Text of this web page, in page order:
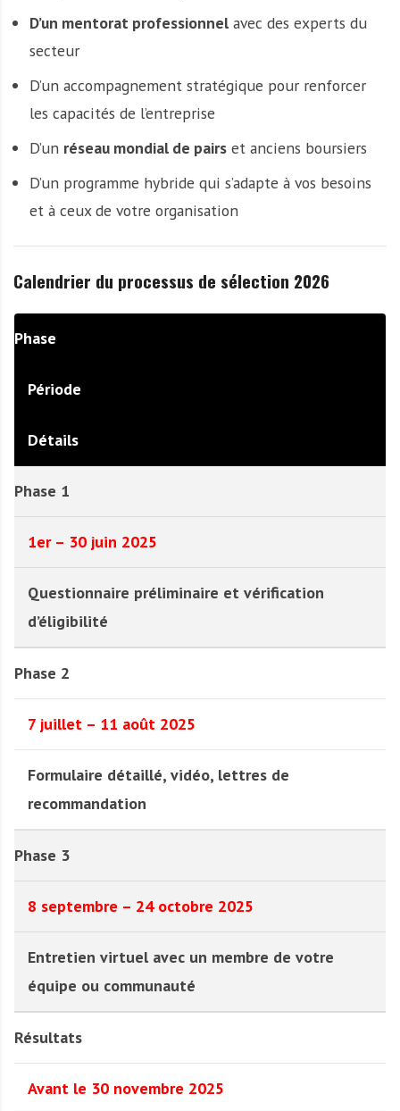
D’un mentorat professionnelavec des experts du
secteur
D’un accompagnement stratégique pour renforcer
les capacités de l’entreprise
D’un réseau mondial de pairset anciens boursiers
D’un programme hybride qui s’adapte à vos besoins
et à ceux de votre organisation
Calendrier du processus de sélection 2026
Phase
Période
Détails
Phase 1
1er – 30 juin 2025
Questionnaire préliminaire et vérification
d’éligibilité
Phase 2
7 juillet – 11 août 2025
Formulaire détaillé, vidéo, lettres de
recommandation
Phase 3
8 septembre – 24 octobre 2025
Entretien virtuel avec un membre de votre
équipe ou communauté
Résultats
Avant le 30 novembre 2025